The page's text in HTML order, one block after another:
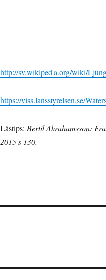
http://sv.wikipedia.org/wiki/
https://viss.lansstyrelsen.se/
Lästips: Bertil Abrahamsson:
2015 s 130.